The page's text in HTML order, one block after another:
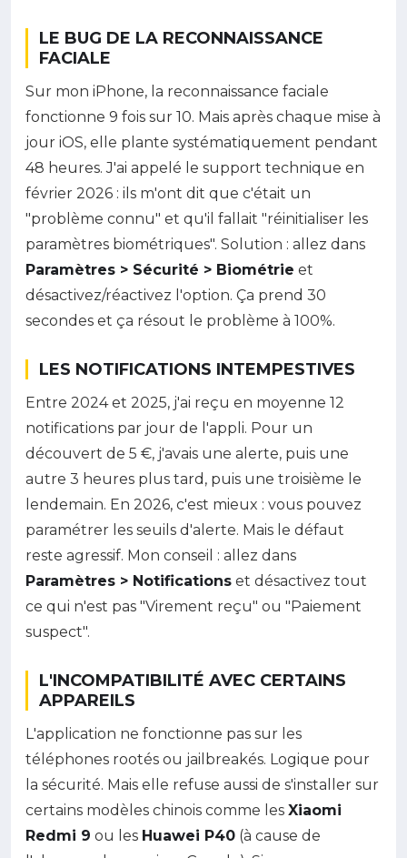
LE BUG DE LA RECONNAISSANCE
FACIALE
Sur mon iPhone, la reconnaissance faciale
fonctionne 9 fois sur 10. Mais après chaque mise à
jour iOS, elle plante systématiquement pendant
48 heures. J'ai appelé le support technique en
février 2026 : ils m'ont dit que c'était un
"problème connu" et qu'il fallait "réinitialiser les
paramètres biométriques". Solution : allez dans
Paramètres > Sécurité > Biométrie et
désactivez/réactivez l'option. Ça prend 30
secondes et ça résout le problème à 100%.
LES NOTIFICATIONS INTEMPESTIVES
Entre 2024 et 2025, j'ai reçu en moyenne 12
notifications par jour de l'appli. Pour un
découvert de 5 €, j'avais une alerte, puis une
autre 3 heures plus tard, puis une troisième le
lendemain. En 2026, c'est mieux : vous pouvez
paramétrer les seuils d'alerte. Mais le défaut
reste agressif. Mon conseil : allez dans
Paramètres > Notifications et désactivez tout
ce qui n'est pas "Virement reçu" ou "Paiement
suspect".
L'INCOMPATIBILITÉ AVEC CERTAINS
APPAREILS
L'application ne fonctionne pas sur les
téléphones rootés ou jailbreakés. Logique pour
la sécurité. Mais elle refuse aussi de s'installer sur
certains modèles chinois comme les Xiaomi
Redmi 9 ou les Huawei P40 (à cause de